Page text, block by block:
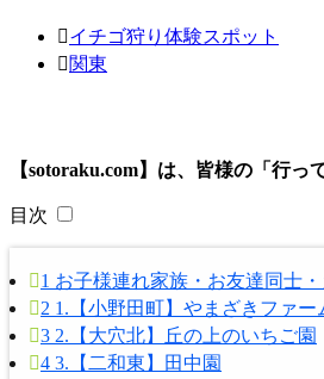
イチゴ狩り体験スポット
関東
【sotoraku.com】は、皆様の「行
目次
1 お子様連れ家族・お友達同士
2 1.【小野田町】やまざきファー
3 2.【大穴北】丘の上のいちご園
4 3.【二和東】田中園